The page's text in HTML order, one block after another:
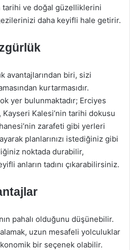
tarihi ve doğal güzelliklerini
daha keyifli hale getirir.
avantajlarından biri, sizi
kurtarmasıdır.
yer bulunmaktadır; Erciyes
Kayseri Kalesi’nin tarihi dokusu
zarafeti gibi yerleri
planlarınızı istediğiniz gibi
noktada durabilir,
anların tadını çıkarabilirsiniz.
pahalı olduğunu düşünebilir.
uzun mesafeli yolculuklar
bir seçenek olabilir.